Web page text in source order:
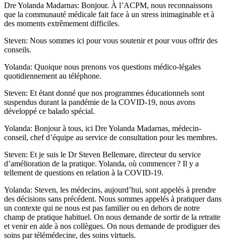
Dre Yolanda Madarnas: Bonjour. À l’ACPM, nous reconnaissons
que la communauté médicale fait face à un stress inimaginable et à
des moments extrêmement difficiles.
Steven: Nous sommes ici pour vous soutenir et pour vous offrir des
conseils.
Yolanda: Quoique nous prenons vos questions médico-légales
quotidiennement au téléphone.
Steven: Et étant donné que nos programmes éducationnels sont
suspendus durant la pandémie de la COVID-19, nous avons
développé ce balado spécial.
Yolanda: Bonjour à tous, ici Dre Yolanda Madarnas, médecin-
conseil, chef d’équipe au service de consultation pour les membres.
Steven: Et je suis le Dr Steven Bellemare, directeur du service
d’amélioration de la pratique. Yolanda, où commencer ? Il y a
tellement de questions en relation à la COVID-19.
Yolanda: Steven, les médecins, aujourd’hui, sont appelés à prendre
des décisions sans précédent. Nous sommes appelés à pratiquer dans
un contexte qui ne nous est pas familier ou en dehors de notre
champ de pratique habituel. On nous demande de sortir de la retraite
et venir en aide à nos collègues. On nous demande de prodiguer des
soins par télémédecine, des soins virtuels.